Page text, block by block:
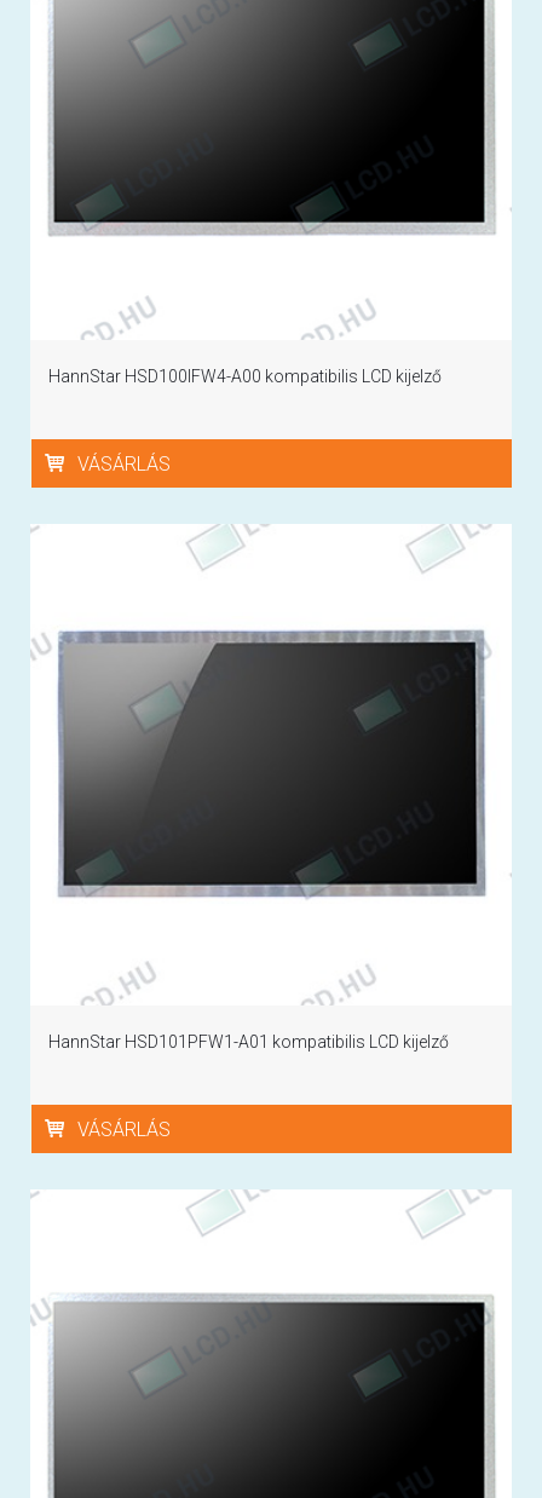
HannStar HSD100IFW4-A00 kompatibilis LCD kijelző
VÁSÁRLÁS
HannStar HSD101PFW1-A01 kompatibilis LCD kijelző
VÁSÁRLÁS